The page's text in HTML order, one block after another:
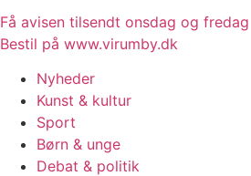
Få avisen tilsendt onsdag og fredag
Bestil på www.virumby.dk
Nyheder
Kunst & kultur
Sport
Børn & unge
Debat & politik